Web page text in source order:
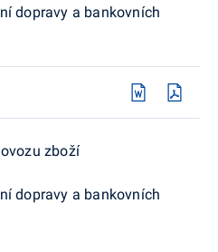
dopravy a bankovních
zboží
dopravy a bankovních